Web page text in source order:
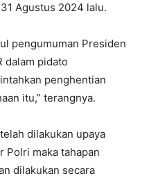
Agustus 2024 lalu.
pengumuman Presiden
dalam pidato
penghentian
itu,” terangnya.
dilakukan upaya
Polri maka tahapan
dilakukan secara